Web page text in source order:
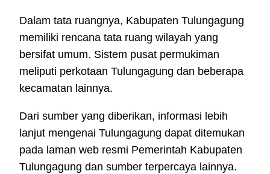
Dalam tata ruangnya, Kabupaten Tulungagung
memiliki rencana tata ruang wilayah yang
bersifat umum. Sistem pusat permukiman
meliputi perkotaan Tulungagung dan beberapa
kecamatan lainnya.
Dari sumber yang diberikan, informasi lebih
lanjut mengenai Tulungagung dapat ditemukan
pada laman web resmi Pemerintah Kabupaten
Tulungagung dan sumber terpercaya lainnya.